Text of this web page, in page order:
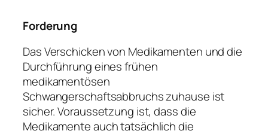
Forderung
Das Verschicken von Medikamenten und die
Durchführung eines frühen
medikamentösen
Schwangerschaftsabbruchs zuhause ist
sicher. Voraussetzung ist, dass die
Medikamente auch tatsächlich die